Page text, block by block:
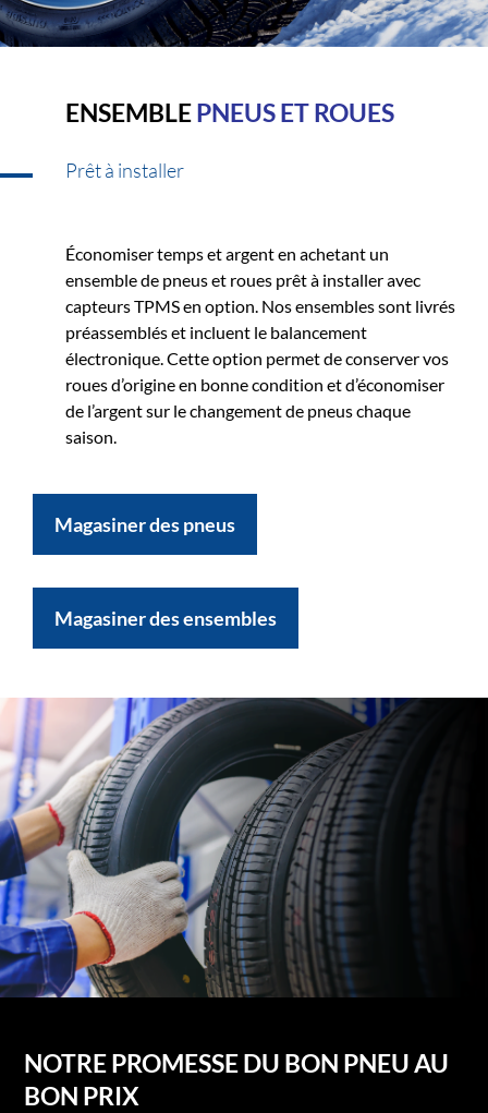
ENSEMBLEPNEUS ET ROUES
Prêt à installer
Économiser temps et argent en achetant un
ensemble de pneus et roues prêt à installer avec
capteurs TPMS en option. Nos ensembles sont livrés
préassemblés et incluent le balancement
électronique. Cette option permet de conserver vos
roues d’origine en bonne condition et d’économiser
de l’argent sur le changement de pneus chaque
saison.
Magasiner des pneus
Magasiner des ensembles
NOTRE PROMESSE DU BON PNEU AU
BON PRIX